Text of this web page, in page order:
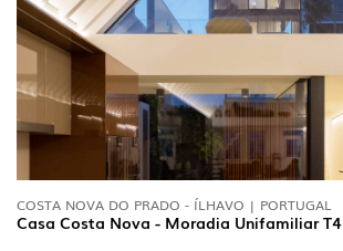
COSTA NOVA DO PRADO - ÍLHAVO | PORTUGAL
Casa Costa Nova - Moradia Unifamiliar T4